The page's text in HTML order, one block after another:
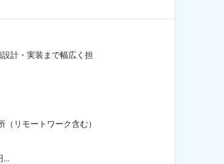
計・実装まで幅広く担
リモートワーク含む）
...